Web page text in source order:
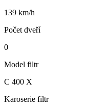
139 km/h
Počet dveří
0
Model filtr
C 400 X
Karoserie filtr